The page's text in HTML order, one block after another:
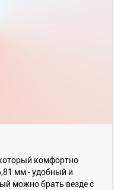
комфортно
мм - удобный и
можно брать везде с